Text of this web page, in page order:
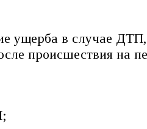
ущерба в случае
происшествия на